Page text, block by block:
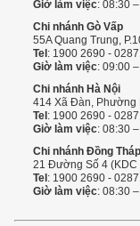
Giờ làm việc: 08:30
Chi nhánh Gò Vấp
55A Quang Trung,
Tel : 1900 2690 -
Giờ làm việc: 09:00
Chi nhánh Hà Nội
414 Xã Đàn, Phường
Tel : 1900 2690 -
Giờ làm việc: 08:30
Chi nhánh Đồng Tháp
21 Đường Số 4 (KDC
Tel : 1900 2690 -
Giờ làm việc: 08:30